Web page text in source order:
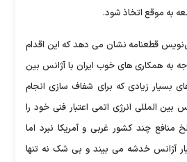
به موقع اتخاذ شود.
قطعنامه نشان می دهد که این اقدام
به همکاری های خوب ایران با آژانس بین
بسیار زیادی که برای شفاف سازی انجام
المللی انرژی اتمی اعتبار فنی خود را
چند کشور غربی و آمریکا نبرد اما
آژانس خدشه می بیند و بی شک نه تنها